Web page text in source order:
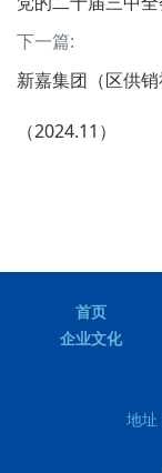
下一篇:
新嘉集团（区供
（2024.11）
首页
企业文化
地址